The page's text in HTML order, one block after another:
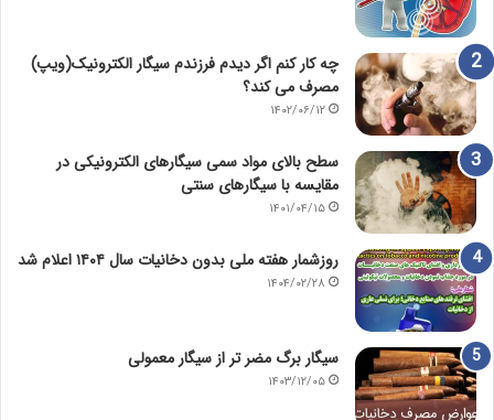
چه کار کنم اگر دیدم فرزندم سیگار الکترونیک(ویپ)
مصرف می کند؟
۱۴۰۲/۰۶/۱۲
سطح بالای مواد سمی سیگارهای الکترونیکی در
مقایسه با سیگارهای سنتی
۱۴۰۱/۰۴/۱۵
روزشمار هفته ملی بدون دخانیات سال ۱۴۰۴ اعلام شد
۱۴۰۴/۰۲/۲۸
سیگار برگ مضر تر از سیگار معمولی
۱۴۰۳/۱۲/۰۵